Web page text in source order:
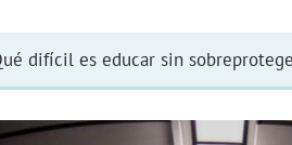
difícil es educar sin